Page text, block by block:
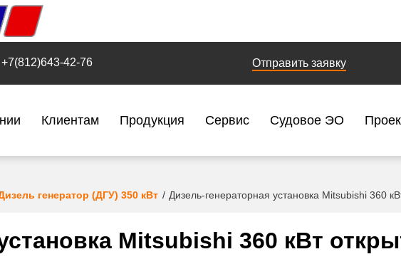
+7(812)643-42-76 Отправить заявку
Клиентам Продукция Сервис Судовое ЭО
генератор (ДГУ) 350 кВт Дизель-генераторная установка Mitsubishi 360
Mitsubishi 360 кВт